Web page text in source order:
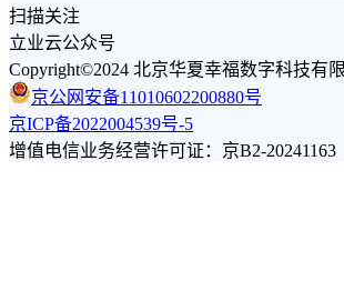
扫描关注
立业云公众号
Copyright©2024 北京华夏幸福数字科技有
京公网安备11010602200880号
京ICP备2022004539号-5
增值电信业务经营许可证：京B2-20241163